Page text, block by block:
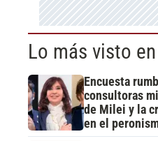
Lo más visto
Encuesta
consultoras
de Milei y la
en el